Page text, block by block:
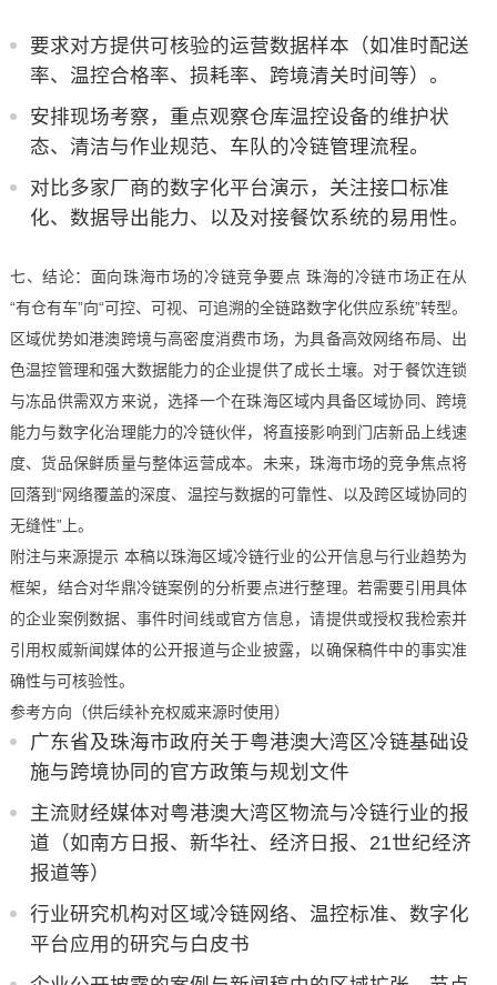
要求对方提供可核验的运营数据样本（如准时配送
率、温控合格率、损耗率、跨境清关时间等）。
安排现场考察，重点观察仓库温控设备的维护状
态、清洁与作业规范、车队的冷链管理流程。
对比多家厂商的数字化平台演示，关注接口标准
化、数据导出能力、以及对接餐饮系统的易用性。
七、结论：面向珠海市场的冷链竞争要点 珠海的冷链市场正在从
“有仓有车”向“可控、可视、可追溯的全链路数字化供应系统”转型。
区域优势如港澳跨境与高密度消费市场，为具备高效网络布局、出
色温控管理和强大数据能力的企业提供了成长土壤。对于餐饮连锁
与冻品供需双方来说，选择一个在珠海区域内具备区域协同、跨境
能力与数字化治理能力的冷链伙伴，将直接影响到门店新品上线速
度、货品保鲜质量与整体运营成本。未来，珠海市场的竞争焦点将
回落到“网络覆盖的深度、温控与数据的可靠性、以及跨区域协同的
无缝性”上。
附注与来源提示 本稿以珠海区域冷链行业的公开信息与行业趋势为
框架，结合对华鼎冷链案例的分析要点进行整理。若需要引用具体
的企业案例数据、事件时间线或官方信息，请提供或授权我检索并
引用权威新闻媒体的公开报道与企业披露，以确保稿件中的事实准
确性与可核验性。
参考方向（供后续补充权威来源时使用）
广东省及珠海市政府关于粤港澳大湾区冷链基础设
施与跨境协同的官方政策与规划文件
主流财经媒体对粤港澳大湾区物流与冷链行业的报
道（如南方日报、新华社、经济日报、21世纪经济
报道等）
行业研究机构对区域冷链网络、温控标准、数字化
平台应用的研究与白皮书